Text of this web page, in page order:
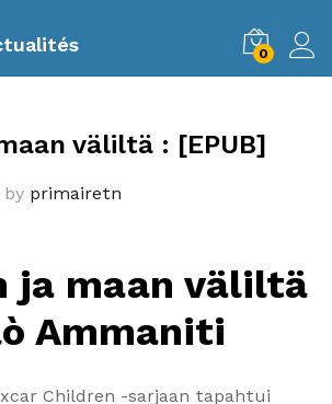
0
väliltä : [EPUB]
by primairetn
ja maan väliltä
Ammaniti
Children -sarjaan tapahtui